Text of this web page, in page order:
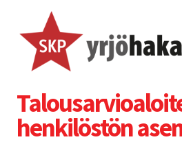
henkilöstön